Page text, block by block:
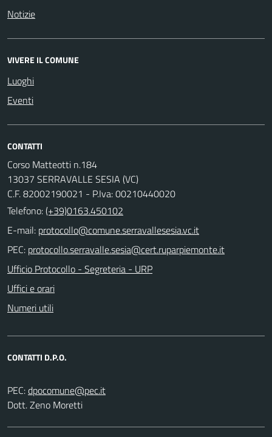
Notizie
VIVERE IL COMUNE
Luoghi
Eventi
CONTATTI
Corso Matteotti n.184
13037 SERRAVALLE SESIA (VC)
C.F. 82002190021 - P.Iva: 00210440020
Telefono:(+39)0163.450102
E-mail:
PEC:
Ufficio Protocollo - Segreteria - URP
Uffici e orari
Numeri utili
CONTATTI D.P.O.
PEC:
Dott. Zeno Moretti